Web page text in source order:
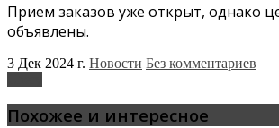
Прием заказов уже открыт, однако
объявлены.
3 Дек 2024 г. Новости Без комментариев
Похожее и интересное